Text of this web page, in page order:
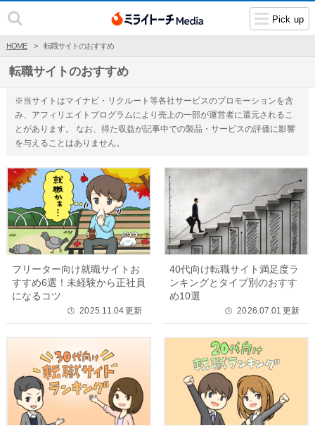
Pick up
HOME 転職サイトのおすすめ
転職サイトのおすすめ
※当サイトはマイナビ・リクルート等各社サービスのプロモーションを含
み、アフィリエイトプログラムにより売上の一部が運営者に還元されるこ
とがあります。 なお、得た収益が記事中での製品・サービスの評価に影響
を与えることはありません。
フリーター向け就職サイトお
すすめ6選！未経験から正社員
になるコツ
🕒 2025.11.04更新
40代向け転職サイト満足度ラ
ンキングとタイプ別のおすす
め10選
🕒 2026.07.01 更新